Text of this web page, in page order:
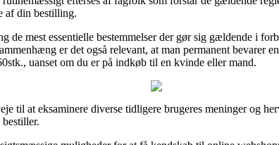
af din bestilling.
de mest essentielle bestemmelser der gør sig gældende i
er det også relevant, at man permanent bevarer
uanset om du er på indkøb til en kvinde eller mand.
til at eksaminere diverse tidligere brugeres meninger og